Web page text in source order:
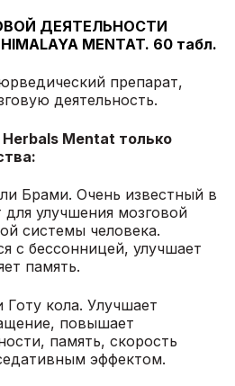
ДЕЯТЕЛЬНОСТИ
MENTAT. 60 табл.
препарат,
деятельность.
Mentat только
Брами. Очень известный в
улучшения мозговой
системы человека.
с бессонницей, улучшает
память.
кола. Улучшает
повышает
память, скорость
эффектом.